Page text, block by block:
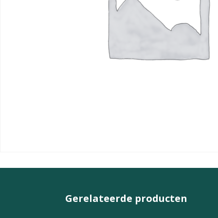
Gerelateerde producten